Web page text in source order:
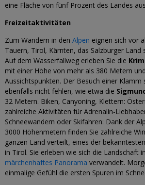
eine Fläche von fünf Prozent des Landes
Freizeitaktivitäten
Zum Wandern in den Alpen eignen sich vor
Tauern, Tirol, Kärnten, das Salzburger Land
Auf dem Wasserfallweg erleben Sie die
mit einer Höhe von mehr als 380 Metern
Aussichtspunkten. Der Besuch einer Klamm
ebenfalls nicht fehlen, wie etwa die
32 Metern. Biken, Canyoning, Klettern:
zahlreiche Aktivitäten für Adrenalin-
Schneewandern oder Skifahren: Dank der
3000 Höhenmetern finden Sie zahlreiche
ganzen Land verteilt, eines der
in Tirol. Sie erleben wie sich die Landschaft
märchenhaftes Panorama verwandelt.
einmalige Gefühl die ersten Spuren im